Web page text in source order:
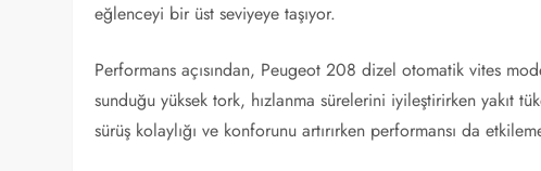
eğlenceyi bir üst seviyeye taşıyor.
Performans açısından, Peugeot 208 dizel otomatik vites
sunduğu yüksek tork, hızlanma sürelerini iyileştirirken yakıt
sürüş kolaylığı ve konforunu artırırken performansı da